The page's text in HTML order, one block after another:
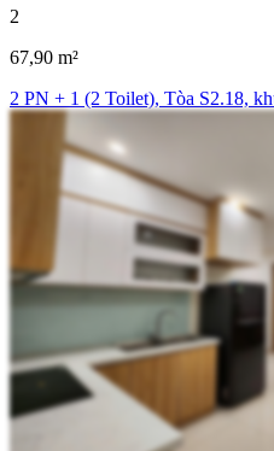
2
67,90 m²
2 PN + 1 (2 Toilet), Tòa S2.18,